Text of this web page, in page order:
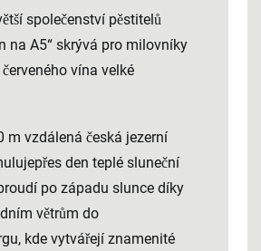
společenství pěstitelů
na A5“ skrývá pro milovníky
vína velké
m vzdálená česká jezerní
den teplé sluneční
po západu slunce díky
větrům do
kde vytvářejí znamenité